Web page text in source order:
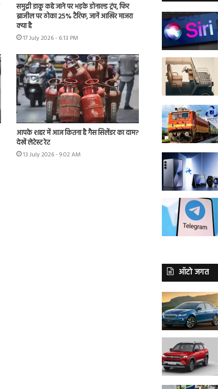
समुद्री डाकू कहे जाने पर भड़के डोनाल्ड ट्रंप, फिर
ब्राजील पर ठोका 25% टैरिफ, जानें आखिर माजरा
क्या है
17 July 2026 - 6:13 PM
आपके शहर में आज कितना है गैस सिलेंडर का दाम?
देखें लेटेस्ट रेट
13 July 2026 - 9:02 AM
ऑटो जगत